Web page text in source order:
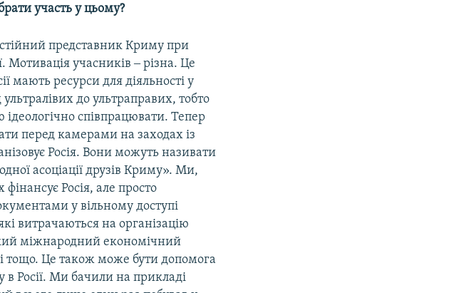
участь у цьому?
представник Криму при
Мотивація учасників ‒ різна. Це
мають ресурси для діяльності у
до ультраправих, тобто
співпрацювати. Тепер
перед камерами на заходах із
Росія. Вони можуть називати
асоціації друзів Криму». Ми,
Росія, але просто
у вільному доступі
витрачаються на організацію
міжнародний економічний
тощо. Це також може бути допомога
в Росії. Ми бачили на прикладі